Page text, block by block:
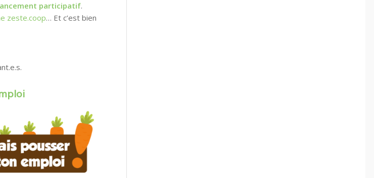
participatif.
zeste.coop… Et c’est bien